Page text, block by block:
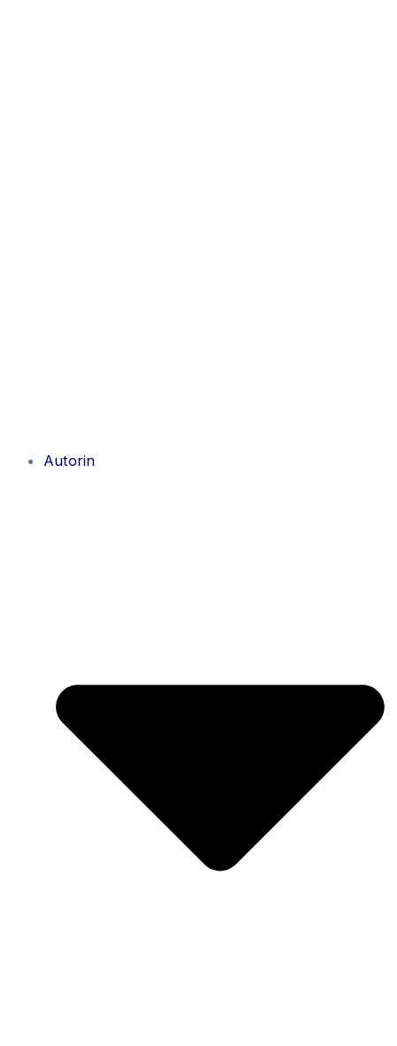
Autorin